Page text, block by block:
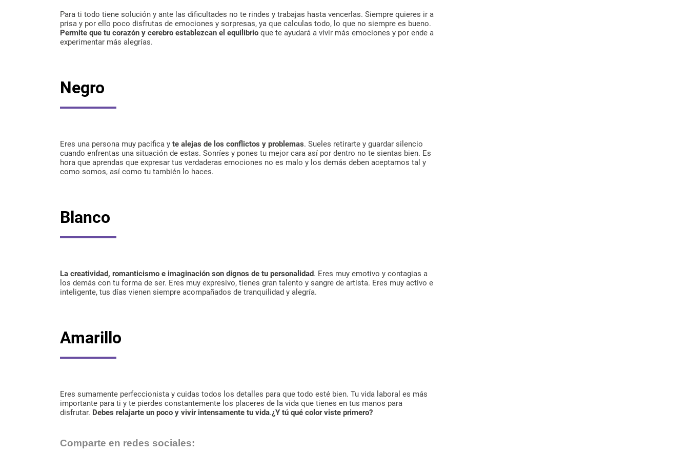
Para ti todo tiene solución y ante las dificultades no te rindes y trabajas hasta vencerlas. Siempre quieres ir a
prisa y por ello poco disfrutas de emociones y sorpresas, ya que calculas todo, lo que no siempre es bueno.
Permite que tu corazón y cerebro establezcan el equilibrio que te ayudará a vivir más emociones y por ende a
experimentar más alegrías.
Negro
Eres una persona muy pacifica y te alejas de los conflictos y problemas. Sueles retirarte y guardar silencio
cuando enfrentas una situación de estas. Sonríes y pones tu mejor cara así por dentro no te sientas bien. Es
hora que aprendas que expresar tus verdaderas emociones no es malo y los demás deben aceptarnos tal y
como somos, así como tu también lo haces.
Blanco
La creatividad, romanticismo e imaginación son dignos de tu personalidad. Eres muy emotivo y contagias a
los demás con tu forma de ser. Eres muy expresivo, tienes gran talento y sangre de artista. Eres muy activo e
inteligente, tus días vienen siempre acompañados de tranquilidad y alegría.
Amarillo
Eres sumamente perfeccionista y cuidas todos los detalles para que todo esté bien. Tu vida laboral es más
importante para ti y te pierdes constantemente los placeres de la vida que tienes en tus manos para
disfrutar. Debes relajarte un poco y vivir intensamente tu vida.¿Y tú qué color viste primero?
Comparte en redes sociales: